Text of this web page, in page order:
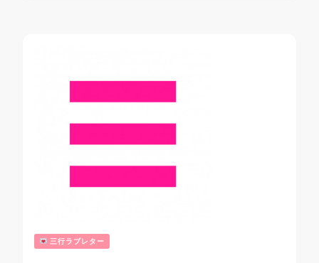
三行ラブレター